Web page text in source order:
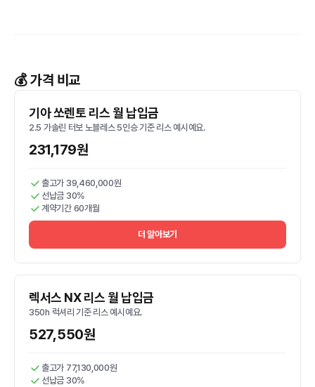
💰 가격 비교
기아 쏘렌토 리스 월 납입금
2.5 가솔린 터보 노블레스 5인승 기준 리스 예시예요.
231,179원
출고가 39,460,000원
선납금 30%
계약기간 60개월
더 알아보기
렉서스 NX 리스 월 납입금
350h 럭셔리 기준 리스 예시예요.
527,550원
출고가 77,130,000원
선납금 30%